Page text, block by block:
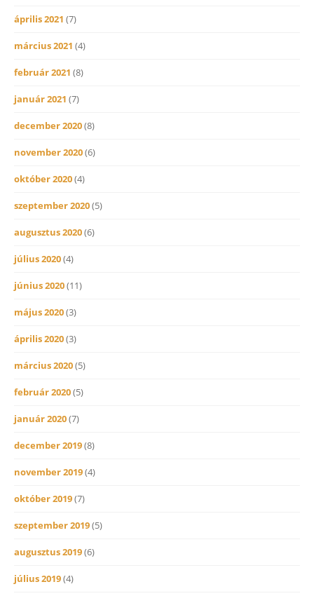
április 2021 (7)
március 2021 (4)
február 2021 (8)
január 2021 (7)
december 2020(8)
november 2020(6)
október 2020(4)
szeptember 2020(5)
augusztus 2020(6)
július 2020(4)
június 2020(11)
május 2020(3)
április 2020(3)
március 2020(5)
február 2020(5)
január 2020(7)
december 2019(8)
november 2019(4)
október 2019(7)
szeptember 2019(5)
augusztus 2019(6)
július 2019(4)